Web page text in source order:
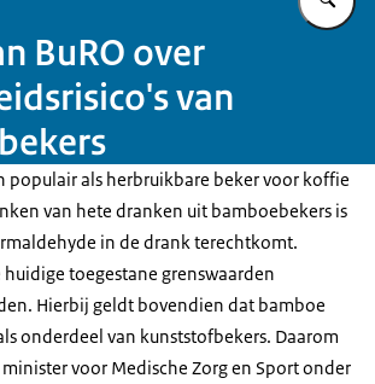
BuRO over
van
populair als herbruikbare beker voor koffie
van hete dranken uit bamboebekers is
in de drank terechtkomt.
toegestane grenswaarden
Hierbij geldt bovendien dat bamboe
onderdeel van kunststofbekers. Daarom
minister voor Medische Zorg en Sport onder